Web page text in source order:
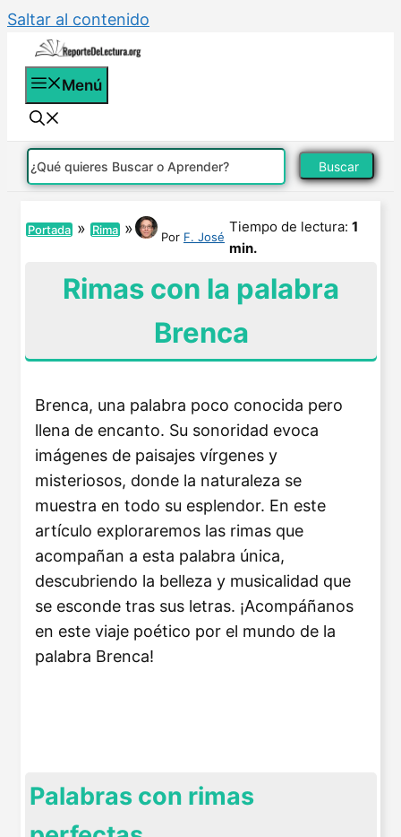
Saltar al contenido
Menú
Buscar
Portada » Rima » Por F. José
Tiempo de lectura: 1
min.
Rimas con la palabra
Brenca
Brenca, una palabra poco conocida pero
llena de encanto. Su sonoridad evoca
imágenes de paisajes vírgenes y
misteriosos, donde la naturaleza se
muestra en todo su esplendor. En este
artículo exploraremos las rimas que
acompañan a esta palabra única,
descubriendo la belleza y musicalidad que
se esconde tras sus letras. ¡Acompáñanos
en este viaje poético por el mundo de la
palabra Brenca!
Palabras con rimas